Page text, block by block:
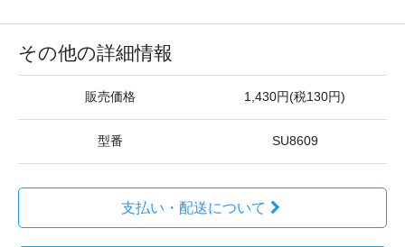
その他の詳細情報
販売価格 1,430円(税130円)
型番 SU8609
支払い・配送について